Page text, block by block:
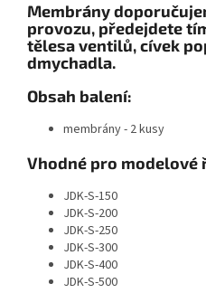
Membrány
provozu, předejdete
tělesa ventilů, cívek
dmychadla.
Obsah balení:
membrány - 2 kusy
Vhodné pro modelové
JDK-S-150
JDK-S-200
JDK-S-250
JDK-S-300
JDK-S-400
JDK-S-500